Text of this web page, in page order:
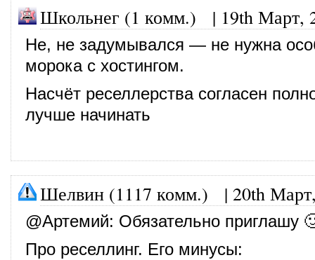
Школьнег (1 комм.) | 19th Март,
Не, не задумывался — не нужна
морока с хостингом.
Насчёт реселлерства согласен
лучше начинать
Шелвин (1117 комм.) | 20th
@Артемий: Обязательно приглашу
Про реселлинг. Его минусы: